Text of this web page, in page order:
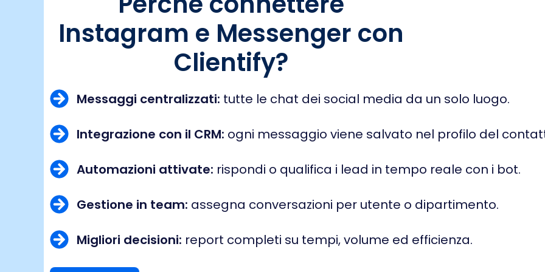
Instagram e Messenger con
Clientify?
Messaggi centralizzati: tutte le chat dei social media da un solo luogo.
Integrazione con il CRM: ogni messaggio viene salvato nel profilo del
Automazioni attivate: rispondi o qualifica i lead in tempo reale con i bot.
Gestione in team: assegna conversazioni per utente o dipartimento.
Migliori decisioni: report completi su tempi, volume ed efficienza.